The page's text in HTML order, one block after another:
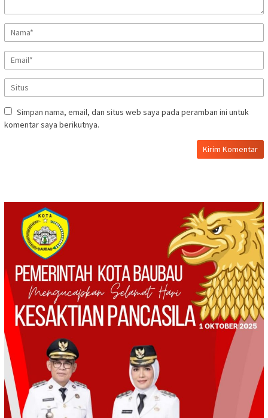
Simpan nama, email, dan situs web saya pada peramban ini untuk
komentar saya berikutnya.